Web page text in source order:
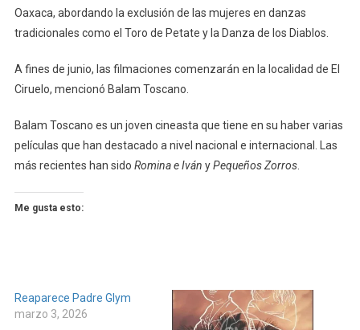
Oaxaca, abordando la exclusión de las mujeres en danzas
tradicionales como el Toro de Petate y la Danza de los Diablos.
A fines de junio, las filmaciones comenzarán en la localidad de El
Ciruelo, mencionó Balam Toscano.
Balam Toscano es un joven cineasta que tiene en su haber varias
películas que han destacado a nivel nacional e internacional. Las
más recientes han sido Romina e Iván yPequeños Zorros.
Me gusta esto:
Reaparece Padre Glym
marzo 3, 2026